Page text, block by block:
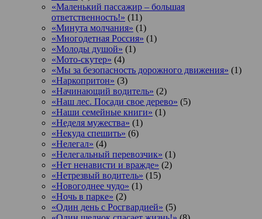
«Маленький пассажир – большая
ответственность!» (11)
«Минута молчания» (1)
«Многодетная Россия» (1)
«Молоды душой» (1)
«Мото-скутер» (4)
«Мы за безопасность дорожного движения» (1)
«Наркопритон» (3)
«Начинающий водитель» (2)
«Наш лес. Посади свое дерево» (5)
«Наши семейные книги» (1)
«Неделя мужества» (1)
«Некуда спешить» (6)
«Нелегал» (4)
«Нелегальный перевозчик» (1)
«Нет ненависти и вражде» (2)
«Нетрезвый водитель» (15)
«Новогоднее чудо» (1)
«Ночь в парке» (2)
«Один день с Росгвардией» (5)